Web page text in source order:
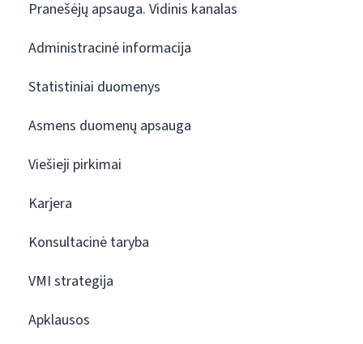
Pranešėjų apsauga. Vidinis kanalas
Administracinė informacija
Statistiniai duomenys
Asmens duomenų apsauga
Viešieji pirkimai
Karjera
Konsultacinė taryba
VMI strategija
Apklausos